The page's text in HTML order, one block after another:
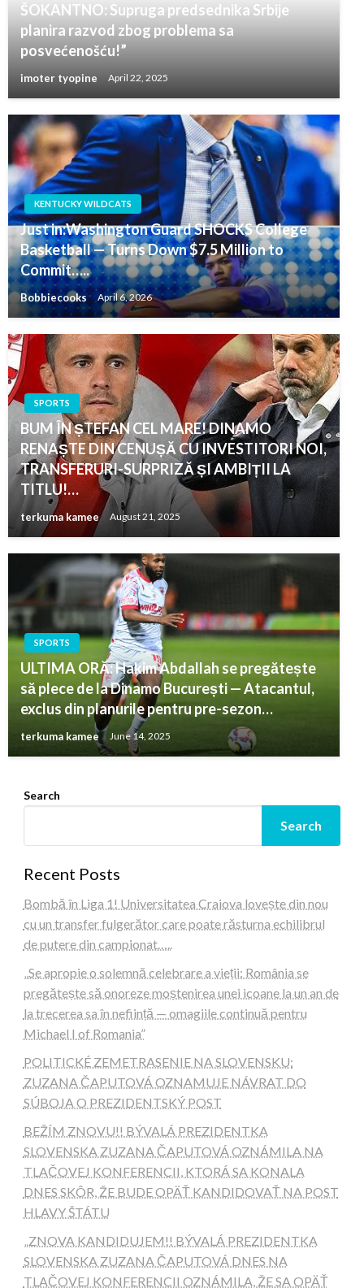
ŠOKANTNO: Supruga predsednika Srbije
planira razvod zbog problema sa
posvećenošću!”
imoter tyopine April 22, 2025
KENTUCKY WILDCATS
Just in:Washington Guard SHOCKS College
Basketball — Turns Down $7.5 Million to
Commit…..
Bobbiecooks April 6, 2026
SPORTS
BUM ÎN ȘTEFAN CEL MARE! DINAMO
RENAȘTE DIN CENUȘĂ CU INVESTITORI NOI,
TRANSFERURI-SURPRIZĂ ȘI AMBIȚII LA
TITLU!…
terkuma kamee August 21, 2025
SPORTS
ULTIMA ORĂ: Hakim Abdallah se pregătește
să plece de la Dinamo București — Atacantul,
exclus din planurile pentru pre-sezon…
terkuma kamee June 14, 2025
Search
Search
Recent Posts
Bombă în Liga 1! Universitatea Craiova lovește din nou
cu un transfer fulgerător care poate răsturna echilibrul
de putere din campionat…..
„Se apropie o solemnă celebrare a vieții: România se
pregătește să onoreze moștenirea unei icoane la un an de
la trecerea sa în neființă — omagiile continuă pentru
Michael I of Romania”
POLITICKÉ ZEMETRASENIE NA SLOVENSKU:
ZUZANA ČAPUTOVÁ OZNAMUJE NÁVRAT DO
SÚBOJA O PREZIDENTSKÝ POST
BEŽÍM ZNOVU!! BÝVALÁ PREZIDENTKA
SLOVENSKA ZUZANA ČAPUTOVÁ OZNÁMILA NA
TLAČOVEJ KONFERENCII, KTORÁ SA KONALA
DNES SKÔR, ŽE BUDE OPÄŤ KANDIDOVAŤ NA POST
HLAVY ŠTÁTU
„ZNOVA KANDIDUJEM!! BÝVALÁ PREZIDENTKA
SLOVENSKA ZUZANA ČAPUTOVÁ DNES NA
TLAČOVEJ KONFERENCII OZNÁMILA, ŽE SA OPÄŤ